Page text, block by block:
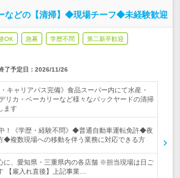
などの【清掃】◆現場チーフ◆未経験歓迎
OK 急募 学歴不問 第二新卒歓迎
了予定日： 2026/11/26
・キャリアパス完備》食品スーパー内にて水産・
リカ・ベーカリーなど様々なバックヤードの清掃
ます
！《学歴・経験不問》◆普通自動車運転免許◆夜
◆複数現場への移動を伴う業務に対応できる方
に、愛知県・三重県内の各店舗 ※担当現場は日ご
【雇入れ直後】上記事業…